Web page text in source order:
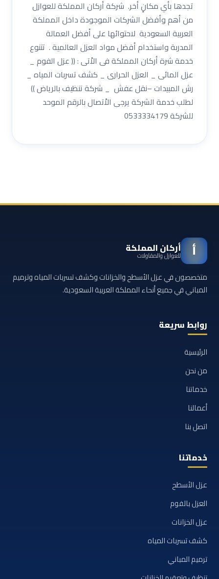
تجدها بأي مكانٍ أخر. شركة أركان المملكة للعوازل
من أهم وأفضل الشركات الموجودة داخل المملكة
العربية السعودية لاحتوائها على أفضل العمالة
المدربة واستخدام أفضل مواد العزل العالمية . تتنوع
خدمة شرة أركان المملكة فى الاْتى : (( عزل الفوم _
عزل المائى _ العزل الحرارى _ كشف تسربات المياه _
رش المبيدات –نقل عفش _ شركة تنظيف بالرياض ))
لطلب خدمة الشركة يرجى الاْتصال بالرقم الموحد
للشركة 0533334179
أ أركان المملكة
للعوازل والمقاولات
متخصصون في عزل الأسطح والخزانات وكشف تسربات المياه وترميم
المباني في جميع أنحاء المملكة العربية السعودية.
روابط سريعة
الرئيسية
من نحن
خدماتنا
أعمالنا
اتصل بنا
خدماتنا
عزل الأسطح
العزل بالفوم
عزل الخزانات
كشف تسربات المياه
ترميم المباني